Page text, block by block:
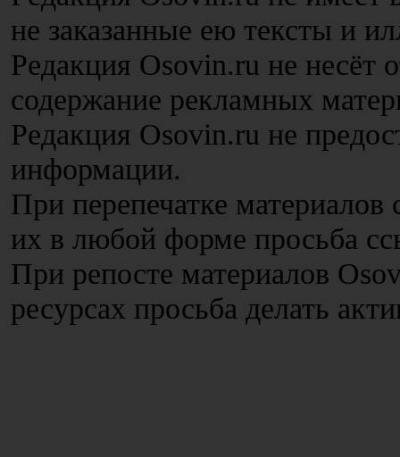
не заказанные ею тексты и
Редакция Osovin.ru не несёт
содержание рекламных
Редакция Osovin.ru не
информации.
При перепечатке
их в любой форме просьба
При репосте материалов
ресурсах просьба делать